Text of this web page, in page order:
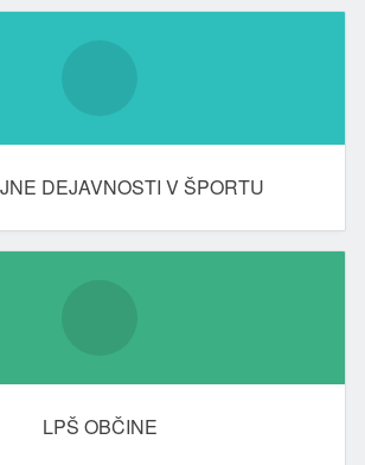
DEJAVNOSTI V ŠPORTU
LPŠ OBČINE